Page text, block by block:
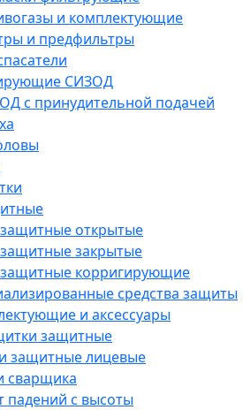
и комплектующие
и предфильтры
СИЗОД
с принудительной подачей
открытые
закрытые
корригирующие
средства защиты
и аксессуары
защитные
защитные лицевые
сварщика
падений с высоты